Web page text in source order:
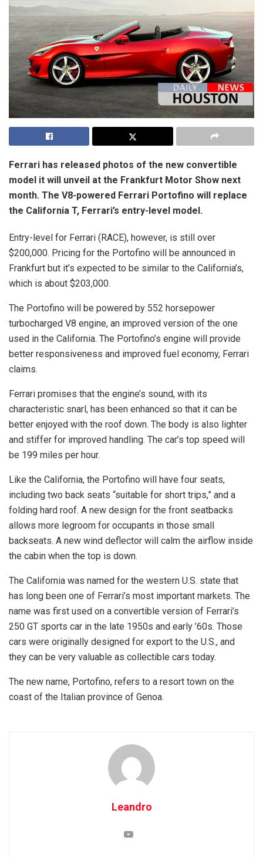
Ferrari has released photos of the new convertible
model it will unveil at the Frankfurt Motor Show next
month. The V8-powered Ferrari Portofino will replace
the California T, Ferrari’s entry-level model.
Entry-level for Ferrari (RACE), however, is still over
$200,000. Pricing for the Portofino will be announced in
Frankfurt but it’s expected to be similar to the California’s,
which is about $203,000.
The Portofino will be powered by 552 horsepower
turbocharged V8 engine, an improved version of the one
used in the California. The Portofino’s engine will provide
better responsiveness and improved fuel economy, Ferrari
claims.
Ferrari promises that the engine’s sound, with its
characteristic snarl, has been enhanced so that it can be
better enjoyed with the roof down. The body is also lighter
and stiffer for improved handling. The car’s top speed will
be 199 miles per hour.
Like the California, the Portofino will have four seats,
including two back seats “suitable for short trips,” and a
folding hard roof. A new design for the front seatbacks
allows more legroom for occupants in those small
backseats. A new wind deflector will calm the airflow inside
the cabin when the top is down.
The California was named for the western U.S. state that
has long been one of Ferrari’s most important markets. The
name was first used on a convertible version of Ferrari’s
250 GT sports car in the late 1950s and early ’60s. Those
cars were originally designed for export to the U.S., and
they can be very valuable as collectible cars today.
The new name, Portofino, refers to a resort town on the
coast of the Italian province of Genoa.
Leandro